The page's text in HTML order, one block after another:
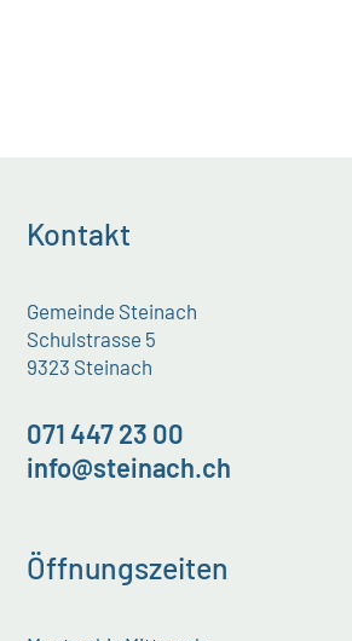
Kontakt
Gemeinde Steinach
Schulstrasse 5
9323 Steinach
071 447 23 00
info@steinach.ch
Öffnungszeiten